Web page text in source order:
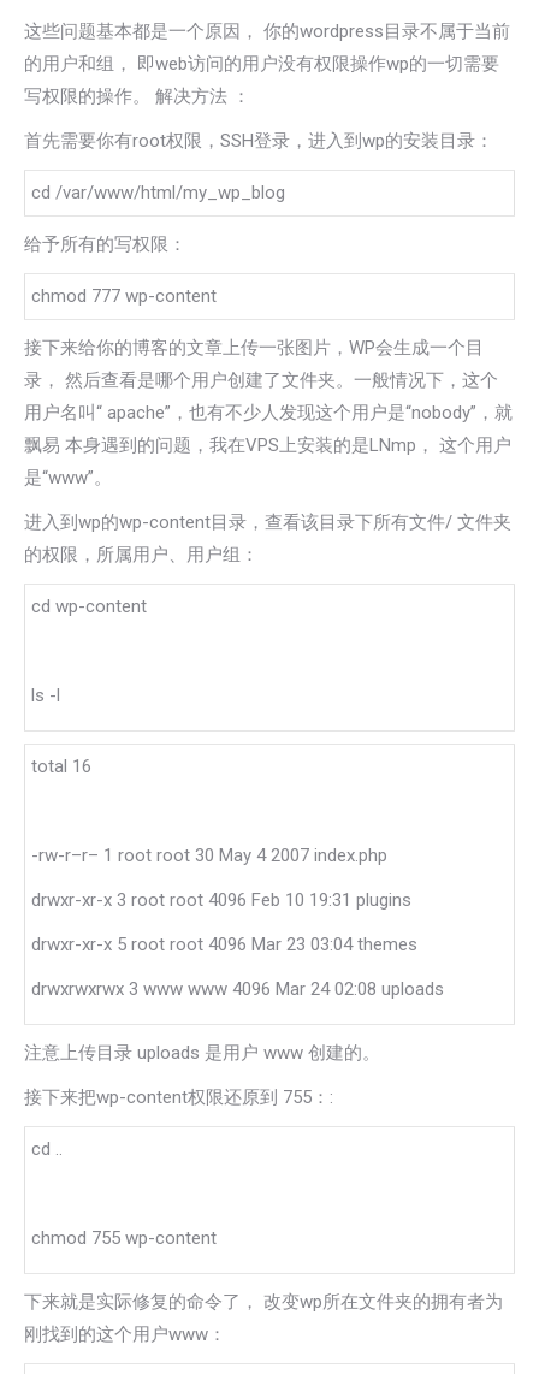
这些问题基本都是一个原因， 你的wordpress目录不属于当前
的用户和组， 即web访问的用户没有权限操作wp的一切需要
写权限的操作。 解决方法 ：
首先需要你有root权限，SSH登录，进入到wp的安装目录：
cd /var/www/html/my_wp_blog
给予所有的写权限：
chmod 777 wp-content
接下来给你的博客的文章上传一张图片，WP会生成一个目
录， 然后查看是哪个用户创建了文件夹。一般情况下，这个
用户名叫“ apache”，也有不少人发现这个用户是“nobody”，就
飘易 本身遇到的问题，我在VPS上安装的是LNmp， 这个用户
是“www”。
进入到wp的wp-content目录，查看该目录下所有文件/ 文件夹
的权限，所属用户、用户组：
cd wp-content
ls -l
total 16
-rw-r–r– 1 root root 30 May 4 2007 index.php
drwxr-xr-x 3 root root 4096 Feb 10 19:31 plugins
drwxr-xr-x 5 root root 4096 Mar 23 03:04 themes
drwxrwxrwx 3 www www 4096 Mar 24 02:08 uploads
注意上传目录 uploads 是用户 www 创建的。
接下来把wp-content权限还原到 755：:
cd ..
chmod 755 wp-content
下来就是实际修复的命令了， 改变wp所在文件夹的拥有者为
刚找到的这个用户www：